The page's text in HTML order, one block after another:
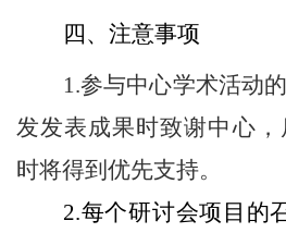
四、注意事项
1.参与中心学术活动
发发表成果时致谢中心，
时将得到优先支持。
2.每个研讨会项目的